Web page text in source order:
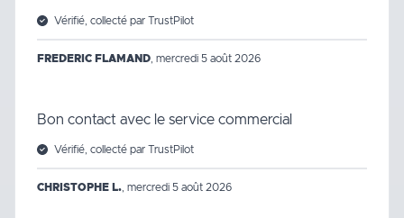
Vérifié, collecté par TrustPilot
FREDERIC FLAMAND, mercredi 5 août 2026
Bon contact avec le service commercial
Vérifié, collecté par TrustPilot
CHRISTOPHE L. mercredi 5 août 2026